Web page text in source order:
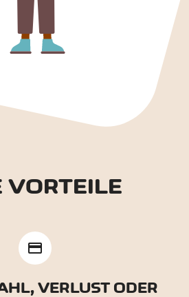
VORTEILE
credit_card
VERLUST ODER